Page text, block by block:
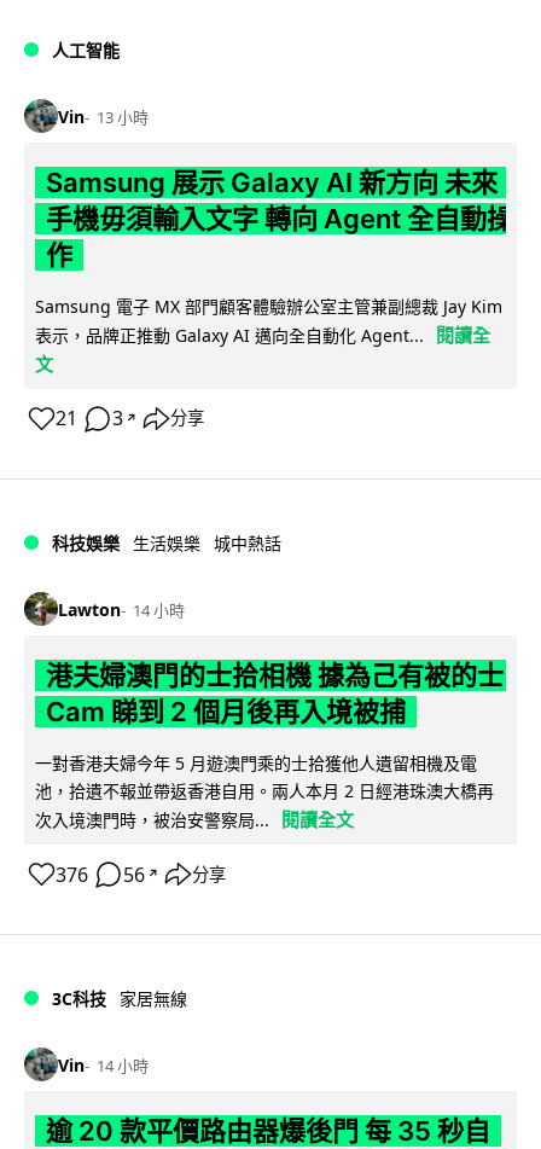
人工智能
Vin 13 小時
Samsung 展示 Galaxy AI 新方向 未來
手機毋須輸入文字 轉向 Agent 全自動操
作
Samsung 電子 MX 部門顧客體驗辦公室主管兼副總裁 Jay Kim
表示，品牌正推動 Galaxy AI 邁向全自動化 Agent...
閱讀全
文
21 3 ↗ 分享
科技娛樂 生活娛樂 城中熱話
Lawton 14 小時
港夫婦澳門的士拾相機 據為己有被的士
Cam 睇到 2 個月後再入境被捕
一對香港夫婦今年 5 月遊澳門乘的士拾獲他人遺留相機及電
池，拾遺不報並帶返香港自用。兩人本月 2 日經港珠澳大橋再
次入境澳門時，被治安警察局...
閱讀全文
376 56 ↗ 分享
3C科技 家居無線
Vin 14 小時
逾 20 款平價路由器爆後門 每 35 秒自